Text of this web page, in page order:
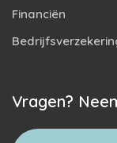
Financiën
Vragen?